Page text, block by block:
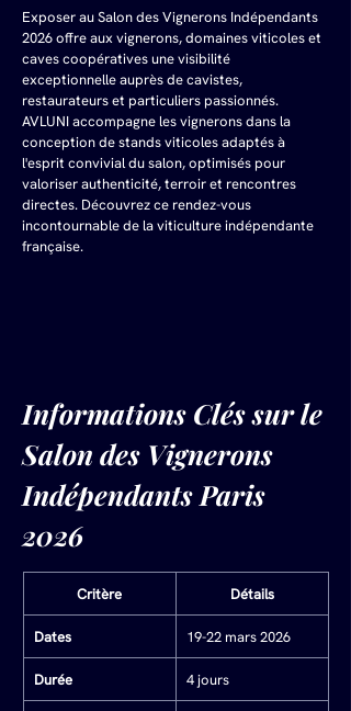
Exposer au Salon des Vignerons Indépendants
2026 offre aux vignerons, domaines viticoles et
caves coopératives une visibilité
exceptionnelle auprès de cavistes,
restaurateurs et particuliers passionnés.
AVLUNI accompagne les vignerons dans la
conception de stands viticoles adaptés à
l'esprit convivial du salon, optimisés pour
valoriser authenticité, terroir et rencontres
directes. Découvrez ce rendez-vous
incontournable de la viticulture indépendante
française.
Informations Clés sur le
Salon des Vignerons
Indépendants Paris
2026
Critère Détails
Dates 19-22 mars 2026
Durée 4 jours